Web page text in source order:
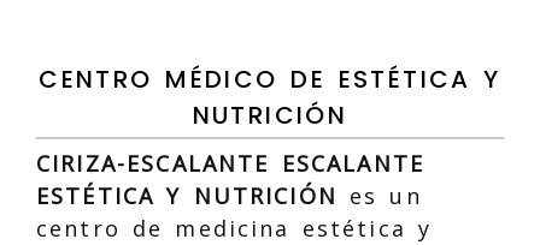
CENTRO MÉDICO DE ESTÉTICA Y
NUTRICIÓN
CIRIZA-ESCALANTE ESCALANTE
ESTÉTICA Y NUTRICIÓN es un
centro de medicina estética y